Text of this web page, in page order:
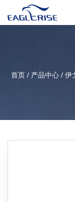
首页 / 产品中心 / 伊